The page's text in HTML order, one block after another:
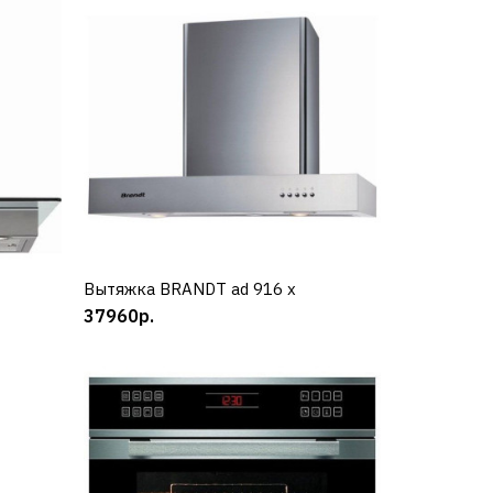
КУПИТЬ
Вытяжка BRANDT ad 916 x
37960р.